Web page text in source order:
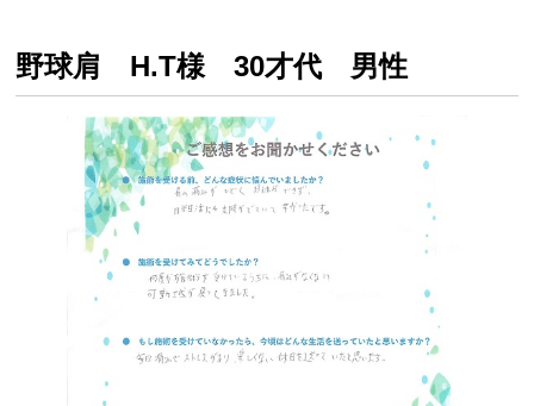
野球肩 H.T様 30才代 男性